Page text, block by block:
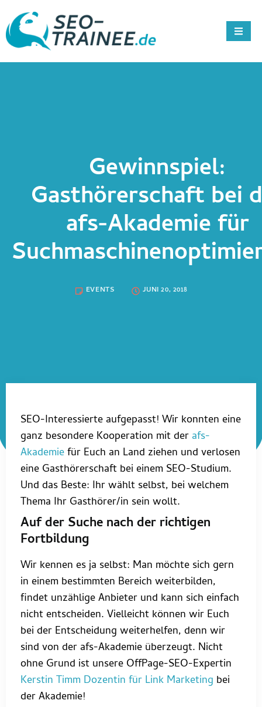
Gewinnspiel:
Gasthörerschaft bei
afs-Akademie für
EVENTS JUNI 20, 2018
SEO-Interessierte aufgepasst! Wir konnten eine
ganz besondere Kooperation mit der afs-
Akademiefür Euch an Land ziehen und verlosen
eine Gasthörerschaft bei einem SEO-Studium.
Und das Beste: Ihr wählt selbst, bei welchem
Thema Ihr Gasthörer/in sein wollt.
Auf der Suche nach der richtigen
Fortbildung
Wir kennen es ja selbst: Man möchte sich gern
in einem bestimmten Bereich weiterbilden,
findet unzählige Anbieter und kann sich einfach
nicht entscheiden. Vielleicht können wir Euch
bei der Entscheidung weiterhelfen, denn wir
sind von der afs-Akademie überzeugt. Nicht
ohne Grund ist unsere OffPage-SEO-Expertin
Kerstin Timm Dozentin für Link Marketing bei
der Akademie!